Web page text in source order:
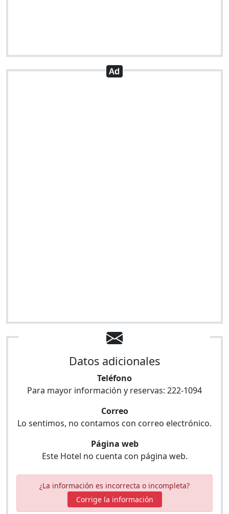
Datos adicionales
Teléfono
Para mayor información y reservas: 222-1094
Correo
Lo sentimos, no contamos con correo electrónico.
Página web
Este Hotel no cuenta con página web.
¿La información es incorrecta o incompleta?
Corrige la información